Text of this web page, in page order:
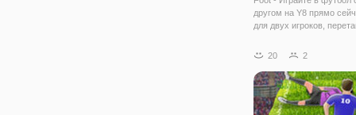
другом на Y8 прямо
для двух игроков,
чтобы сделать тире.
времяпрепровождения,
доступная на мобильных
20 2